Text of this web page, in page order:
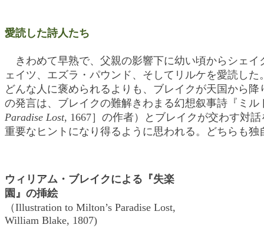
愛読した詩人たち
きわめて早熟で、父親の影響下に幼い頃からシェ
ェイツ、エズラ・パウンド、そしてリルケを愛読し
どんな人に褒められるよりも、ブレイクが天国から
の発言は、ブレイクの難解きわまる幻想叙事詩『ミル
Paradise Lost, 1667］の作者）とブレイクが交わす対
重要なヒントになり得るように思われる。どちらも
ウィリアム・ブレイクによる『失楽
園』の挿絵
（Illustration to Milton’s Paradise Lost,
William Blake, 1807)